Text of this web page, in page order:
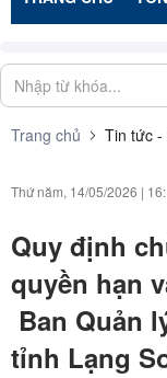
Trang chủ Tin tức -
Thứ năm, 14/05/2026 |
Quy định
quyền hạn
Ban Quản
tỉnh Lạng